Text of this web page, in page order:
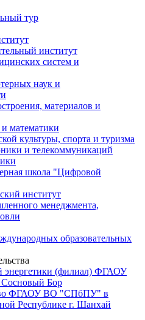
тур
институт
систем и
наук и
материалов и
математики
культуры, спорта и туризма
и телекоммуникаций
школа "Цифровой
институт
менеджмента,
образовательных
энергетики (филиал) ФГАОУ
Бор
ФГАОУ ВО "СПбПУ" в
Республике г. Шанхай